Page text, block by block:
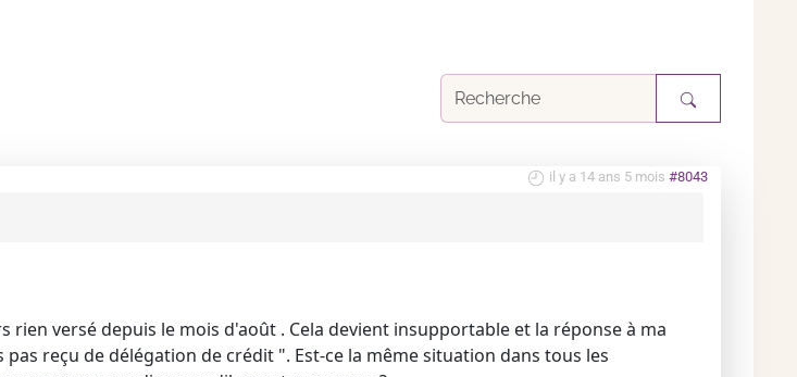
il y a 14 ans 5 mois #8043
rien versé depuis le mois d'août . Cela devient insupportable et la réponse à ma
reçu de délégation de crédit ". Est-ce la même situation dans tous les